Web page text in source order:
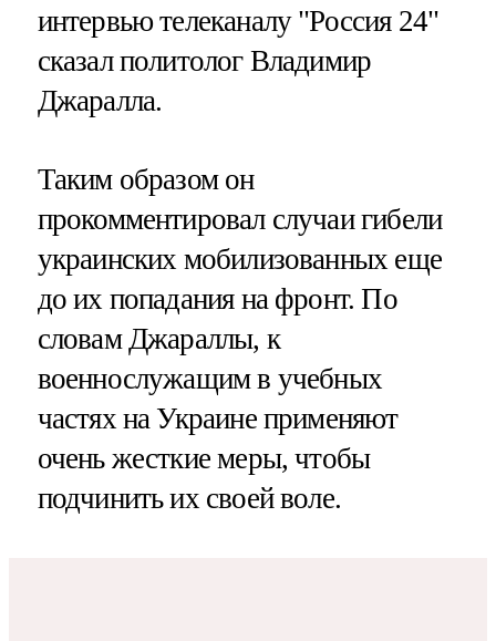
интервью телеканалу "Россия 24"
сказал политолог Владимир
Джаралла.
Таким образом он
прокомментировал случаи гибели
украинских мобилизованных еще
до их попадания на фронт. По
словам Джараллы, к
военнослужащим в учебных
частях на Украине применяют
очень жесткие меры, чтобы
подчинить их своей воле.